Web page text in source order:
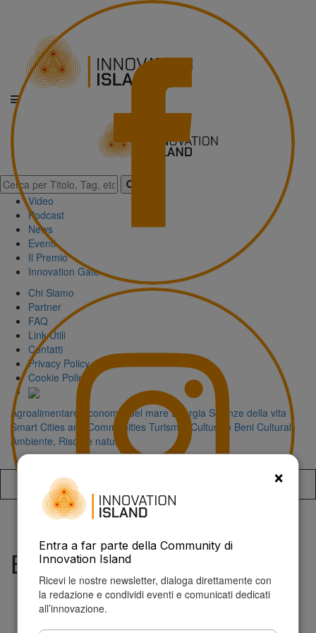
Video
Podcast
News
Eventi
Il Premio
Innovation Gate
Chi Siamo
Partner
FAQ
Link Utili
Contatti
Privacy Policy
Cookie Policy
Agroalimentare Economia del mare Energia Scienze della vita
Smart Cities and Communities Turismo, Cultura e Beni Culturali
Ambiente, Risorse naturali
Bando STEP
×
Entra a far parte della Community di
Innovation Island
Ricevi le nostre newsletter, dialoga direttamente con
la redazione e condividi eventi e comunicati dedicati
all’innovazione.